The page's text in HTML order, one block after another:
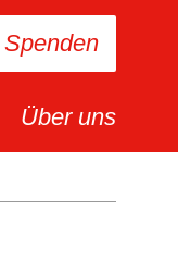
Spenden
Über uns